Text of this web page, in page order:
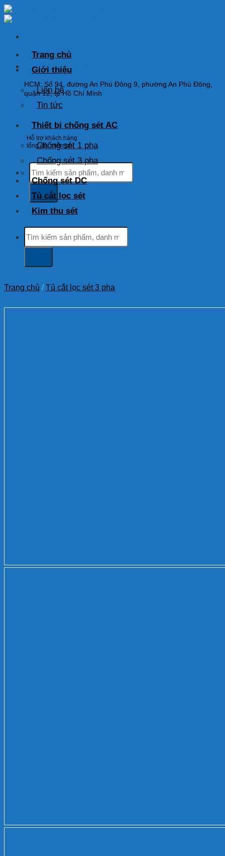
Skip
to
HOTLINE: 0925 038 097
HCM: Số 94, đường An Phú Đông 9, phường An Phú Đông,
quận 12, tp Hồ Chí Minh
Hỗ trợ khách hàng
tổng đài miễn phí
Tìm
kiếm:
Trang chủ
Giới thiệu
Liên hệ
Tin tức
Thiết bị chống sét AC
Chống sét 1 pha
Chống sét 3 pha
Chống sét DC
Tủ cắt lọc sét
Kim thu sét
Tìm
kiếm:
Trang chủ / Tủ cắt lọc sét 3 pha